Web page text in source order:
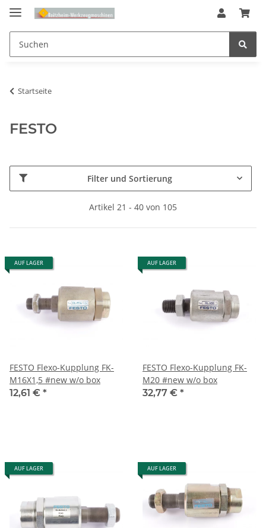
Startseite
FESTO
Filter und Sortierung
Artikel 21 - 40 von 105
AUF LAGER
FESTO Flexo-Kupplung FK-
M16X1,5 #new w/o box
12,61 € *
AUF LAGER
FESTO Flexo-Kupplung FK-
M20 #new w/o box
32,77 € *
AUF LAGER AUF LAGER